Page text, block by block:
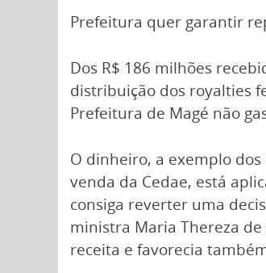
Prefeitura quer garantir
Dos R$ 186 milhões
distribuição dos royalties
Prefeitura de Magé não
O dinheiro, a exemplo
venda da Cedae, está
consiga reverter uma
ministra Maria Thereza
receita e favorecia